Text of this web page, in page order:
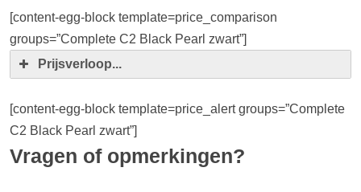
[content-egg-block template=price_comparison
groups=”Complete C2 Black Pearl zwart”]
Prijsverloop...
[content-egg-block template=price_alert groups=”Complete
C2 Black Pearl zwart”]
Vragen of opmerkingen?